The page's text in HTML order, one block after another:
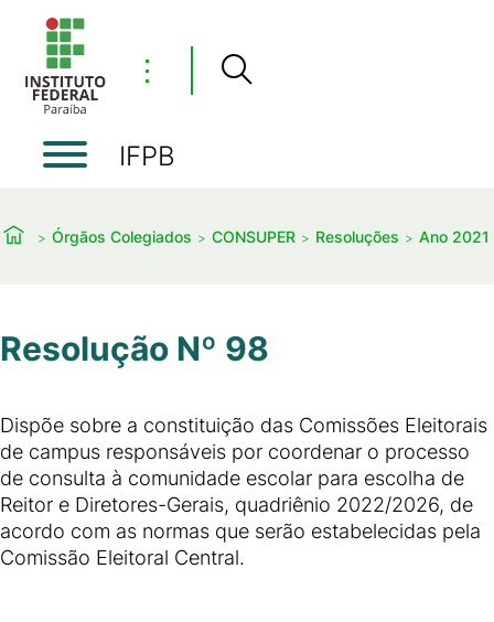
⋮
IFPB
Órgãos Colegiados CONSUPER Resoluções Ano 2021
Resolução Nº 98
Dispõe sobre a constituição das Comissões Eleitorais
de campus responsáveis por coordenar o processo
de consulta à comunidade escolar para escolha de
Reitor e Diretores-Gerais, quadriênio 2022/2026, de
acordo com as normas que serão estabelecidas pela
Comissão Eleitoral Central.